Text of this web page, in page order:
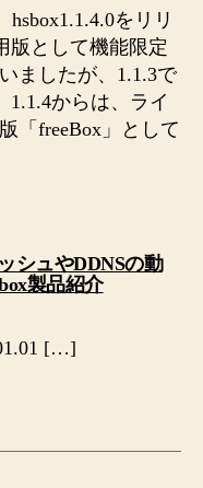
をリリ
版として機能限定
ましたが、1.1.3で
からは、ライ
「freeBox」として
シュやDDNSの動
製品紹介の
[…]